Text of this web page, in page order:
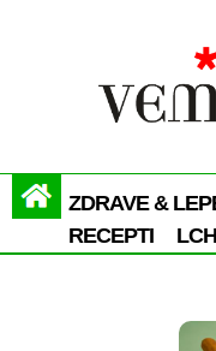
ZDRAVE &
RECEPTI